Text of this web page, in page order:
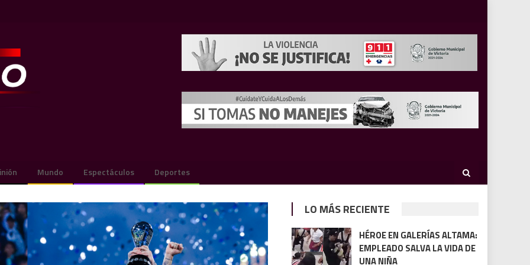
Mundo Espectáculos Deportes
LO MÁS RECIENTE
HÉROE EN GALERÍAS ALTAMA:
EMPLEADO SALVA LA VIDA DE
UNA NIÑA